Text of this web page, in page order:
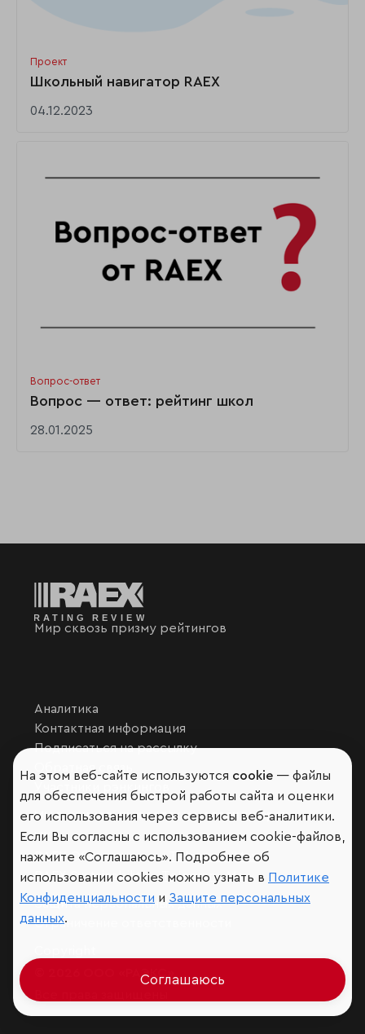
Проект
Школьный навигатор RAEX
04.12.2023
Вопрос-ответ
Вопрос — ответ: рейтинг школ
28.01.2025
Мир сквозь призму рейтингов
Аналитика
Контактная информация
Подписаться на рассылку
Обратная связь
Участники рэнкингов
Мы в социальных сетях и мессенджерах
VK
RAEX Образование – Telegram,Max
RAEX Sustainability –Telegram,Max
Защита персональных данных
Ограничение ответственности
© 2026 ООО «РАЭКС»
На этом веб-сайте используются cookie — файлы
для обеспечения быстрой работы сайта и оценки
его использования через сервисы веб-аналитики.
Если Вы согласны с использованием cookie-файлов,
нажмите «Соглашаюсь». Подробнее об
использовании cookies можно узнать в Политике
Конфиденциальности и Защите персональных
данных.
Соглашаюсь